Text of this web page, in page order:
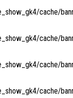
cache/
cache/
cache/
cache/